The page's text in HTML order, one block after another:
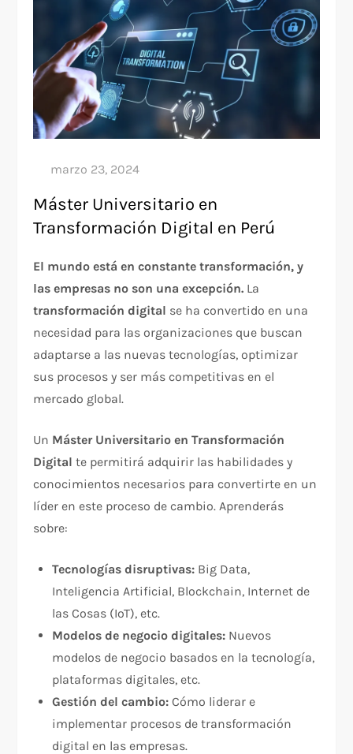
Máster Universitario en
Transformación Digital en Perú
El mundo está en constante transformación, y
las empresas no son una excepción. La
transformación digital se ha convertido en una
necesidad para las organizaciones que buscan
adaptarse a las nuevas tecnologías, optimizar
sus procesos y ser más competitivas en el
mercado global.
Un Máster Universitario en Transformación
Digital te permitirá adquirir las habilidades y
conocimientos necesarios para convertirte en un
líder en este proceso de cambio. Aprenderás
sobre:
Tecnologías disruptivas: Big Data,
Inteligencia Artificial, Blockchain, Internet de
las Cosas (IoT), etc.
Modelos de negocio digitales: Nuevos
modelos de negocio basados en la tecnología,
plataformas digitales, etc.
Gestión del cambio: Cómo liderar e
implementar procesos de transformación
digital en las empresas.